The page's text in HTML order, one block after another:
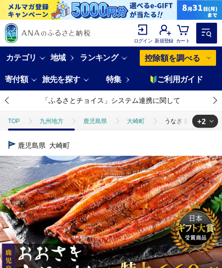
ログイン 新規登録 カート
カテゴリ 地域 ランキング 控除額を調べる
寄付額 旅先を探す 特集 ご利用ガイド
「ふるさとチョイス」システム連携に関して
TOP 九州地方 鹿児島県 大崎町 うなぎ 鹿児島県産
TOP
TOP 加工食品 うなぎ 鹿児島県産 長蒲焼 4尾 合計 660g 以上 国産
+2
鹿児島県 大崎町